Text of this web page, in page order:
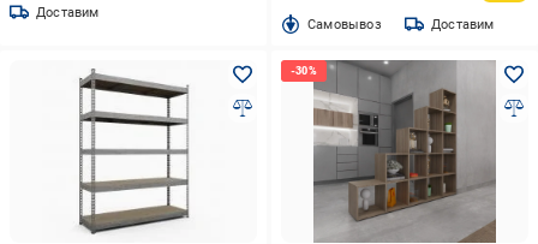
Доставим
Cамовывоз Доставим